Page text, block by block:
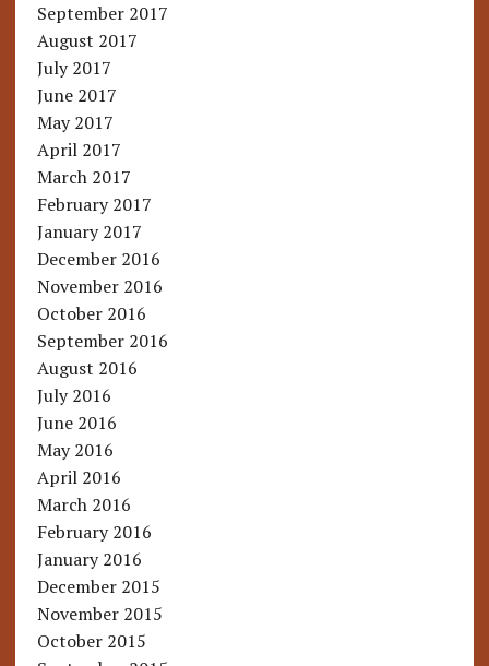
September 2017
August 2017
July 2017
June 2017
May 2017
April 2017
March 2017
February 2017
January 2017
December 2016
November 2016
October 2016
September 2016
August 2016
July 2016
June 2016
May 2016
April 2016
March 2016
February 2016
January 2016
December 2015
November 2015
October 2015